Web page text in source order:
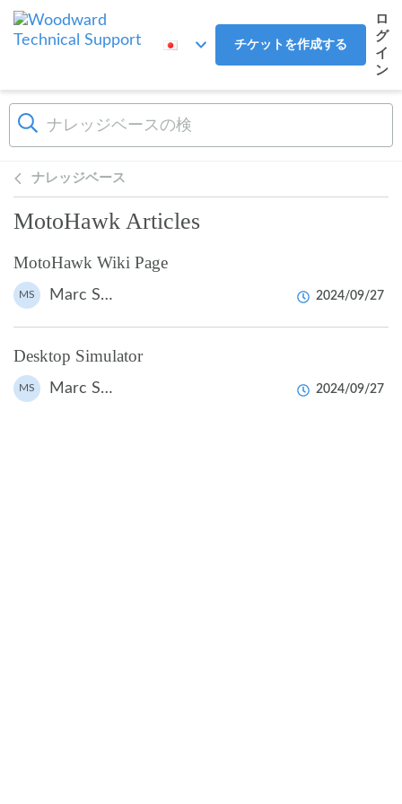
メインコンテンツへスキップ
チケットを作成する
ロ
グ
イ
ン
ナレッジベース
MotoHawk Articles
MotoHawk Wiki Page
MS Marc Smeets 2024/09/27
Desktop Simulator
MS Marc Smeets 2024/09/27